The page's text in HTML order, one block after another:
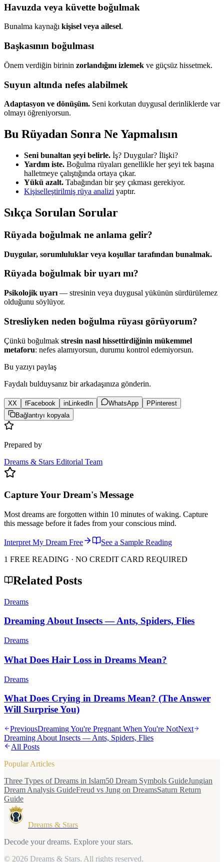
Havuzda veya küvette boğulmak
Bunalma kaynağı kişisel veya ailesel.
Başkasının boğulması
Önem verdiğin birinin zorlandığını izlemek ve güçsüz hissetmek.
Suyun altında nefes alabilmek
Adaptasyon ve dönüşüm. Seni korkutan duygusal derinliklerde var
olmayı öğreniyorsun.
Bu Rüyadan Sonra Ne Yapmalısın
Seni bunaltan şeyi belirle. İş? Duygular? İlişki?
Yardım iste. Boğulma rüyaları genellikle her şeyi tek başına
halletmeye çalıştığında ortaya çıkar.
Yükü azalt. Tabağından bir şey çıkması gerekiyor.
Kişiselleştirilmiş rüya analizi yaptır.
Sıkça Sorulan Sorular
Rüyada boğulmak ne anlama gelir?
Duygular, sorumluluklar veya koşullar tarafından bunalmak.
Rüyada boğulmak bir uyarı mı?
Psikolojik uyarı — stresinin veya duygusal yükünün sürdürülemez
olduğunu söylüyor.
Stresliyken neden boğulma rüyası görüyorum?
Çünkü boğulmak stresin nasıl hissettirdiğinin mükemmel
metaforu: nefes alamıyorsun, durumu kontrol edemiyorsun.
Bu yazıyı paylaş
Faydalı bulduysanız bir arkadaşınıza gönderin.
XX fFacebook inLinkedIn WhatsApp PPinterest
Bağlantıyı kopyala
Prepared by
Dreams & Stars Editorial Team
Capture Your Dream's Message
Most dreams are forgotten within 10 minutes of waking. Capture
this message before it fades from your conscious mind.
Interpret My Dream Free
See a Sample Reading
1 FREE READING · NO CREDIT CARD REQUIRED
Related Posts
Dreams
Dreaming About Insects — Ants, Spiders, Flies
Dreams
What Does Hair Loss in Dreams Mean?
Dreams
What Does Crying in Dreams Mean? (The Answer
Will Surprise You)
PreviousDreaming You're Pregnant When You're NotNext
Dreaming About Insects — Ants, Spiders, Flies
All Posts
Popular Articles
Three Types of Dreams in Islam50 Dream Symbols GuideJungian
Dream Analysis GuideFreud vs Jung on DreamsSaturn Return
Guide
Dreams & Stars
Decode your dreams. Explore your stars.
© 2026 Dreams & Stars. All rights reserved.